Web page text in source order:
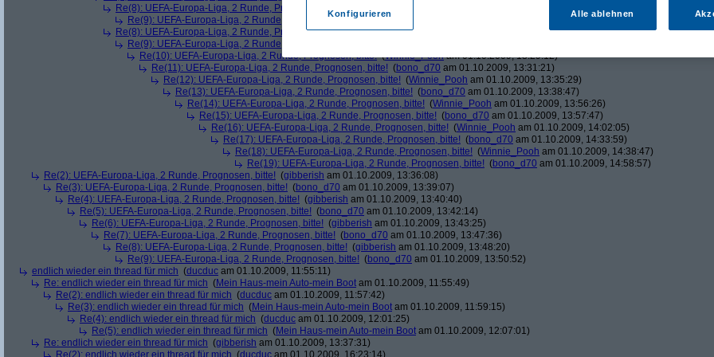
Re(8): UEFA-Europa-Liga, 2 Runde, Prognosen, bitte! ( ducduc
Re(9): UEFA-Europa-Liga, 2 Runde, Prognosen, bitte! (bono_d70
Re(8): UEFA-Europa-Liga, 2 Runde, Prognosen, bitte!(Winnie_Pooh
Re(9): UEFA-Europa-Liga, 2 Runde, Prognosen, bitte!
Re(10): UEFA-Europa-Liga, 2 Runde, Prognosen, bitte!(Winnie_Pooham 01.10.2009, 13:29:12)
Re(11): UEFA-Europa-Liga, 2 Runde, Prognosen, bitte! (bono_d70 am 01.10.2009, 13:31:21)
Re(12): UEFA-Europa-Liga, 2 Runde, Prognosen, bitte! (Winnie_Pooh am 01.10.2009, 13:35:29)
Re(13): UEFA-Europa-Liga, 2 Runde, Prognosen, bitte! (bono_d70 am 01.10.2009, 13:38:47)
Re(14): UEFA-Europa-Liga, 2 Runde, Prognosen, bitte! (Winnie_Pooh am 01.10.2009, 13:56:26)
Re(15): UEFA-Europa-Liga, 2 Runde, Prognosen, bitte! (bono_d70 am 01.10.2009, 13:57:47)
Re(16): UEFA-Europa-Liga, 2 Runde, Prognosen, bitte! (Winnie_Pooh am 01.10.2009, 14:02:05)
Re(17): UEFA-Europa-Liga, 2 Runde, Prognosen, bitte! (bono_d70 am 01.10.2009, 14:33:59)
Re(18): UEFA-Europa-Liga, 2 Runde, Prognosen, bitte! (Winnie_Pooh am 01.10.2009, 14:38:47)
Re(19): UEFA-Europa-Liga, 2 Runde, Prognosen, bitte! (bono_d70 am 01.10.2009, 14:58:57)
Re(2): UEFA-Europa-Liga, 2 Runde, Prognosen, bitte! (gibberish am 01.10.2009, 13:36:08)
Re(3): UEFA-Europa-Liga, 2 Runde, Prognosen, bitte! (bono_d70 am 01.10.2009, 13:39:07)
Re(4): UEFA-Europa-Liga, 2 Runde, Prognosen, bitte! (gibberish am 01.10.2009, 13:40:40)
Re(5): UEFA-Europa-Liga, 2 Runde, Prognosen, bitte! (bono_d70 am 01.10.2009, 13:42:14)
Re(6): UEFA-Europa-Liga, 2 Runde, Prognosen, bitte! (gibberish am 01.10.2009, 13:43:25)
Re(7): UEFA-Europa-Liga, 2 Runde, Prognosen, bitte! (bono_d70 am 01.10.2009, 13:47:36)
Re(8): UEFA-Europa-Liga, 2 Runde, Prognosen, bitte! (gibberish am 01.10.2009, 13:48:20)
Re(9): UEFA-Europa-Liga, 2 Runde, Prognosen, bitte! (bono_d70 am 01.10.2009, 13:50:52)
endlich wieder ein thread für mich (ducduc am 01.10.2009, 11:55:11)
Re: endlich wieder ein thread für mich (Mein Haus-mein Auto-mein Boot am 01.10.2009, 11:55:49)
Re(2): endlich wieder ein thread für mich (ducduc am 01.10.2009, 11:57:42)
Re(3): endlich wieder ein thread für mich (Mein Haus-mein Auto-mein Boot am 01.10.2009, 11:59:15)
Re(4): endlich wieder ein thread für mich (ducduc am 01.10.2009, 12:01:25)
Re(5): endlich wieder ein thread für mich (Mein Haus-mein Auto-mein Boot am 01.10.2009, 12:07:01)
Re: endlich wieder ein thread für mich (gibberish am 01.10.2009, 13:37:31)
Re(2): endlich wieder ein thread für mich (ducduc am 01.10.2009, 16:23:14)
Konfigurieren Alle ablehnen